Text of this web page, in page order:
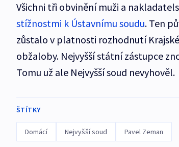
Všichni tři obvinění muži a
stížnostmi k Ústavnímu soudu. Ten
zůstalo v platnosti rozhodnutí
obžaloby. Nejvyšší státní zástupce
Tomu už ale Nejvyšší soud nevyhověl.
ŠTÍTKY
Domácí Nejvyšší soud Pavel Zeman